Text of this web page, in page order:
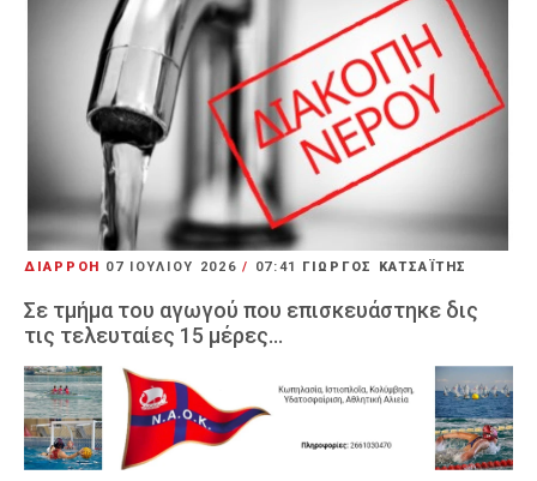
ΔΙΑΡΡΟΗ 07 ΙΟΥΛΊΟΥ 2026/ 07:41 ΓΙΩΡΓΟΣ ΚΑΤΣΑΪΤΗΣ
Σε τμήμα του αγωγού που επισκευάστηκε δις
τις τελευταίες 15 μέρες...